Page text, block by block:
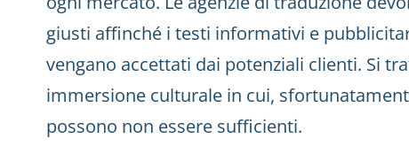
giusti affinché i testi informativi e
vengano accettati dai potenziali clienti. Si
immersione culturale in cui,
possono non essere sufficienti.